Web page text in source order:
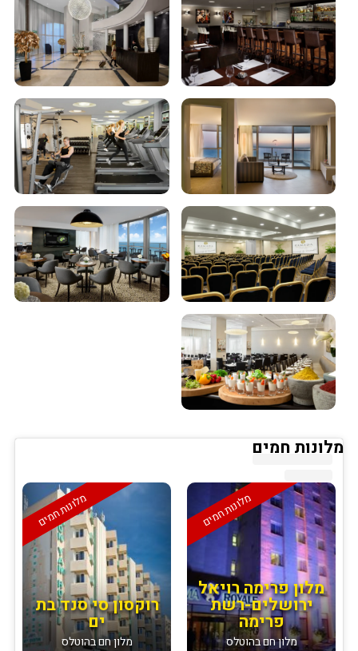
מלונות חמים
מלונות חמים
רוקסון סי סנד בת
ים
מלון חם בהוטלס
מלונות חמים
מלון פרימה רויאל
ירושלים-רשת
פרימה
מלון חם בהוטלס